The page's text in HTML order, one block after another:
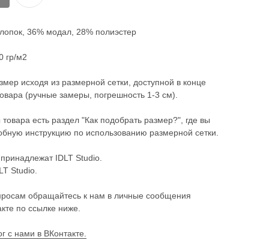
36% модал, 28% полиэстер
гр/м2
исходя из размерной сетки, доступной в конце
(ручные замеры, погрешность 1-3 см).
товара есть раздел "Как подобрать размер?", где вы
инструкцию по использованию размерной сетки.
IDLT Studio.
Studio.
обращайтесь к нам в личные сообщения
по ссылке ниже.
с нами в ВКонтакте.